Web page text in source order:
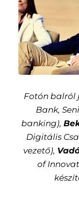
Fotón
Bank,
banking),
Digitális
vezető),
of